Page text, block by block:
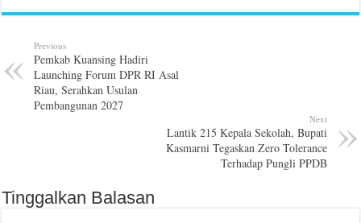
Previous
Pemkab Kuansing Hadiri
Launching Forum DPR RI Asal
Riau, Serahkan Usulan
Pembangunan 2027
Next
Lantik 215 Kepala Sekolah, Bupati
Kasmarni Tegaskan Zero Tolerance
Terhadap Pungli PPDB
Tinggalkan Balasan